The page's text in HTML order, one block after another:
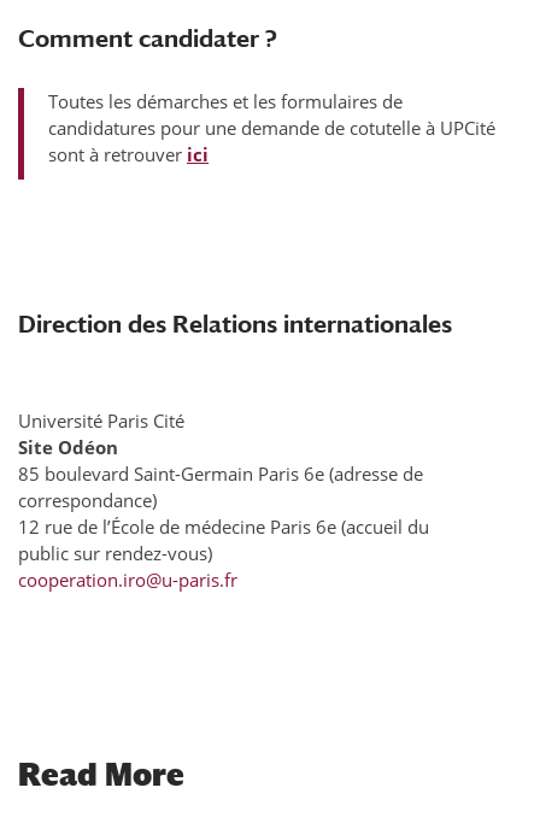
Comment candidater ?
Toutes les démarches et les formulaires de
candidatures pour une demande de cotutelle à UPCité
sont à retrouver ici
Direction des Relations internationales
Université Paris Cité
Site Odéon
85 boulevard Saint-Germain Paris 6e (adresse de
correspondance)
12 rue de l’École de médecine Paris 6e (accueil du
public sur rendez-vous)
cooperation.iro@u-paris.fr
Read More